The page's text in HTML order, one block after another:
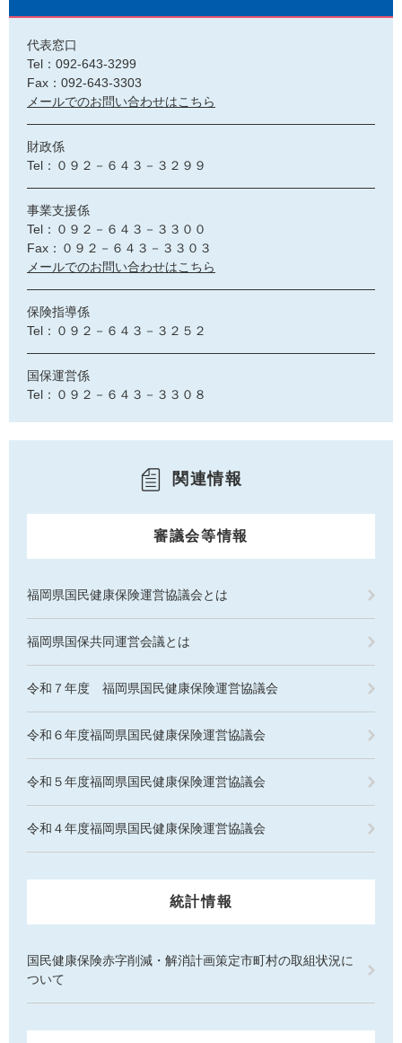
代表窓口
Tel：092-643-3299
Fax：092-643-3303
メールでのお問い合わせはこちら
財政係
Tel：０９２－６４３－３２９９
事業支援係
Tel：０９２－６４３－３３００
Fax：０９２－６４３－３３０３
メールでのお問い合わせはこちら
保険指導係
Tel：０９２－６４３－３２５２
国保運営係
Tel：０９２－６４３－３３０８
関連情報
審議会等情報
福岡県国民健康保険運営協議会とは
福岡県国保共同運営会議とは
令和７年度 福岡県国民健康保険運営協議会
令和６年度福岡県国民健康保険運営協議会
令和５年度福岡県国民健康保険運営協議会
令和４年度福岡県国民健康保険運営協議会
統計情報
国民健康保険赤字削減・解消計画策定市町村の取組状況に
ついて